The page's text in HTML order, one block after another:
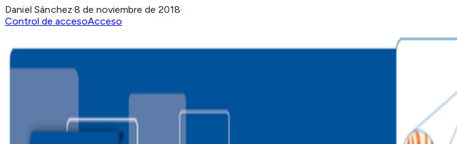
Daniel Sánchez·8 de noviembre de 2018·
Control de accesoAcceso